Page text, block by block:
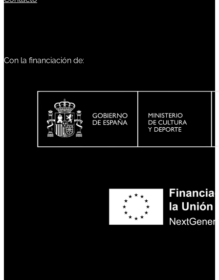
Con la financiación de: